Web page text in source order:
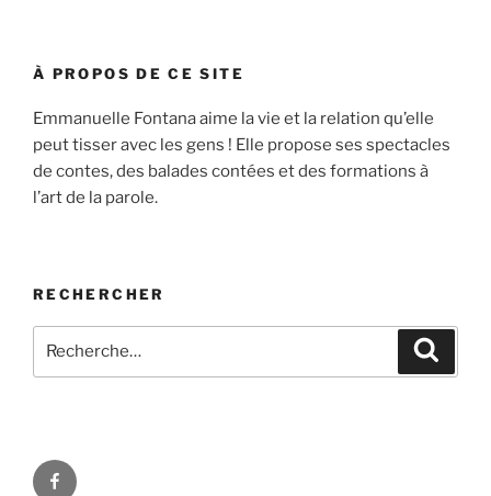
À PROPOS DE CE SITE
Emmanuelle Fontana aime la vie et la relation qu’elle
peut tisser avec les gens ! Elle propose ses spectacles
de contes, des balades contées et des formations à
l’art de la parole.
RECHERCHER
Recherche
Facebook